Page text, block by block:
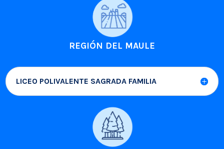
REGIÓN DEL MAULE
LICEO POLIVALENTE SAGRADA FAMILIA